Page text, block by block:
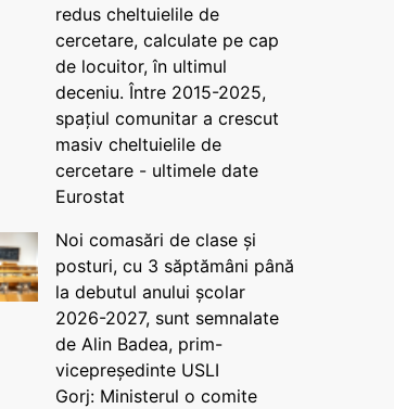
redus cheltuielile de
cercetare, calculate pe cap
de locuitor, în ultimul
deceniu. Între 2015-2025,
spațiul comunitar a crescut
masiv cheltuielile de
cercetare - ultimele date
Eurostat
Noi comasări de clase și
posturi, cu 3 săptămâni până
la debutul anului școlar
2026-2027, sunt semnalate
de Alin Badea, prim-
vicepreședinte USLI
Gorj: Ministerul o comite